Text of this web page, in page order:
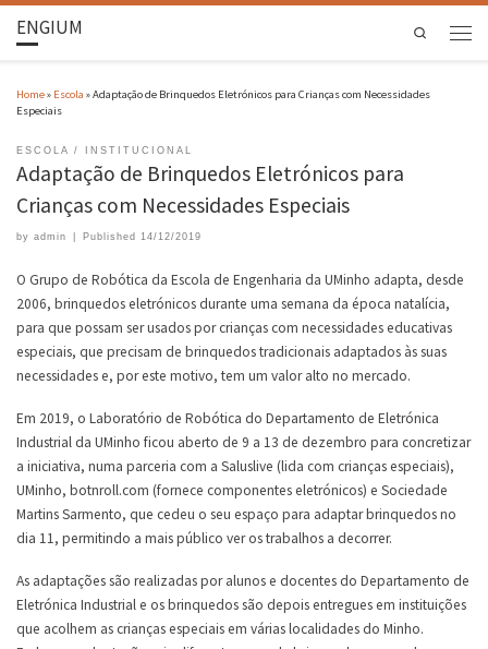
ENGIUM Search
Home» Escola »Adaptação de Brinquedos Eletrónicos para Crianças com Necessidades
Especiais
ESCOLA INSTITUCIONAL
Adaptação de Brinquedos Eletrónicos para
Crianças com Necessidades Especiais
by admin Published 14/12/2019
O Grupo de Robótica da Escola de Engenharia da UMinho adapta, desde
2006, brinquedos eletrónicos durante uma semana da época natalícia,
para que possam ser usados por crianças com necessidades educativas
especiais, que precisam de brinquedos tradicionais adaptados às suas
necessidades e, por este motivo, tem um valor alto no mercado.
Em 2019, o Laboratório de Robótica do Departamento de Eletrónica
Industrial da UMinho ficou aberto de 9 a 13 de dezembro para concretizar
a iniciativa, numa parceria com a Saluslive (lida com crianças especiais),
UMinho, botnroll.com (fornece componentes eletrónicos) e Sociedade
Martins Sarmento, que cedeu o seu espaço para adaptar brinquedos no
dia 11, permitindo a mais público ver os trabalhos a decorrer.
As adaptações são realizadas por alunos e docentes do Departamento de
Eletrónica Industrial e os brinquedos são depois entregues em instituições
que acolhem as crianças especiais em várias localidades do Minho.